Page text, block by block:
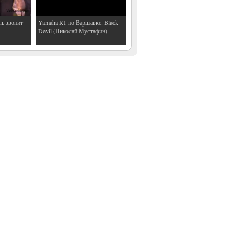
звонит
Yamaha R1 по Варшавке. Black
Devil (Николай Мустафин)